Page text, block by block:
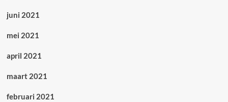
juni 2021
mei 2021
april 2021
maart 2021
februari 2021